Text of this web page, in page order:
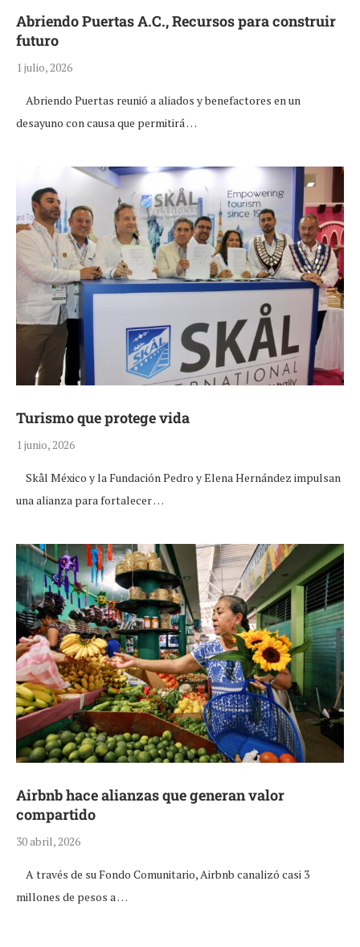
Abriendo Puertas A.C., Recursos para construir
futuro
1 julio, 2026
Abriendo Puertas reunió a aliados y benefactores en un
desayuno con causa que permitirá …
Turismo que protege vida
1 junio, 2026
Skål México y la Fundación Pedro y Elena Hernández impulsan
una alianza para fortalecer …
Airbnb hace alianzas que generan valor
compartido
30 abril, 2026
A través de su Fondo Comunitario, Airbnb canalizó casi 3
millones de pesos a …